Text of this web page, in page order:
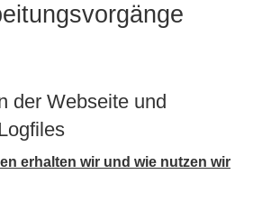
der Webseite und
erhalten wir und wie nutzen wir